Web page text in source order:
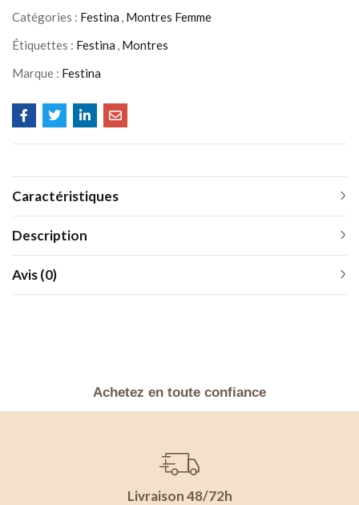
Catégories : Festina , Montres Femme
Étiquettes : Festina , Montres
Marque : Festina
Caractéristiques
Description
Avis (0)
Achetez en toute confiance
Livraison 48/72h